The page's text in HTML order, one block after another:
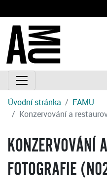
Úvodní stránka
FAMU
Konzervování a
KONZERVOVÁNÍ
FOTOGRAFIE